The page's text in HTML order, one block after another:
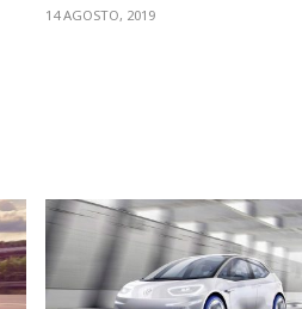
14 AGOSTO, 2019
VER NOTA